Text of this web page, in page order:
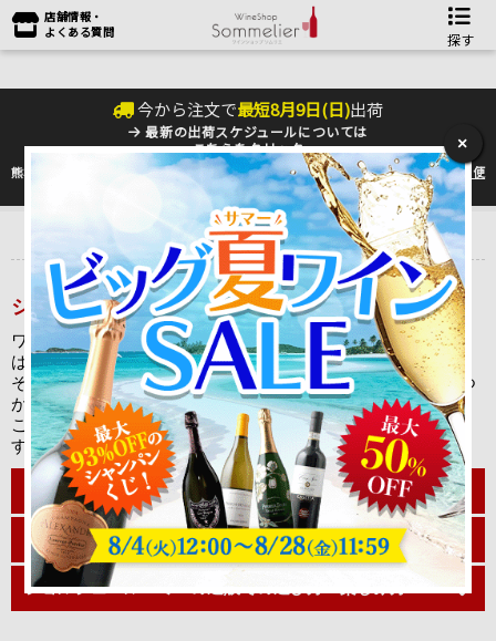
店舗情報・
よくある質問
探す
今から注文で最短8月9日(日)出荷
最新の出荷スケジュールについては
こちらをクリック
熊本地震の影響により九州への配送に遅れが生じております。最新情報は佐川急便
のHP
をご確認下さい。
産地で探す ＞ フランス ＞ブルゴーニュワイン ＞コート・
ド・ニュイ Cotes de Nuits ＞ジョルジュ・ルーミエ
ジョルジュ・ルーミエの特徴と通販での選び方
ワインの銘醸地として知られるフランス・ブルゴーニュ地方
は、数多くの著名ドメーヌ（生産者）を擁しています。
その中でも最高級ワインの造り手として有名なドメーヌの一つ
が、「ジョルジュ・ルーミエ」です。
こちらでは、ジョルジュ・ルーミエの特徴をご紹介いたしま
す。
ジョルジュ・ルーミエの特徴
ジョルジュ・ルーミエに使われているブドウ品種
ジョルジュ・ルーミエの通販での選び方・楽しみ方
×